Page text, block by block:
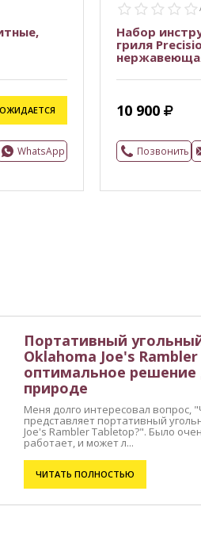
ОЖИДАЕТСЯ
WhatsApp
Набор
гриля
10 900
Позвонить
Портативный
Oklahoma Joe's
оптимальное решение
природе
Меня долго интересовал вопрос,
представляет портативный
Joe's Rambler Tabletop?". Было
работает, и может л...
ЧИТАТЬ ПОЛНОСТЬЮ